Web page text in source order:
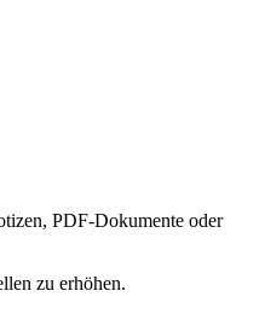
PDF-Dokumente oder
zu erhöhen.